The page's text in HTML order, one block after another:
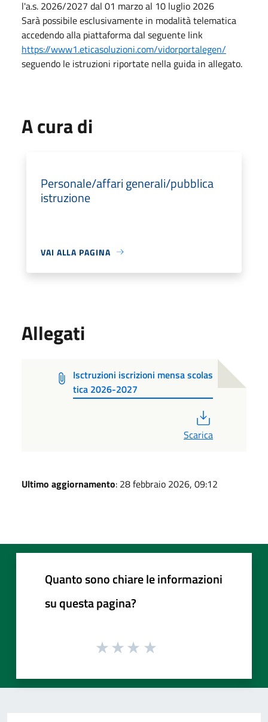
l'a.s. 2026/2027 dal 01 marzo al 10 luglio 2026
Sarà possibile esclusivamente in modalità telematica
accedendo alla piattaforma dal seguente link
https://www1.eticasoluzioni.com/vidorportalegen/
seguendo le istruzioni riportate nella guida in allegato.
A cura di
Personale/affari generali/pubblica
istruzione
VAI ALLA PAGINA
Allegati
Isctruzioni iscrizioni mensa scolas
tica 2026-2027
Scarica
Ultimo aggiornamento: 28 febbraio 2026, 09:12
Quanto sono chiare le informazioni
su questa pagina?